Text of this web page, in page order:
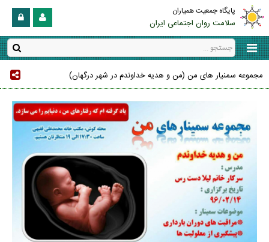
پایگاه جمعیت همیاران
سلامت روان اجتماعی ایران
مجموعه سمنیار های من (من و هدیه خداوندم در شهر درگهان)